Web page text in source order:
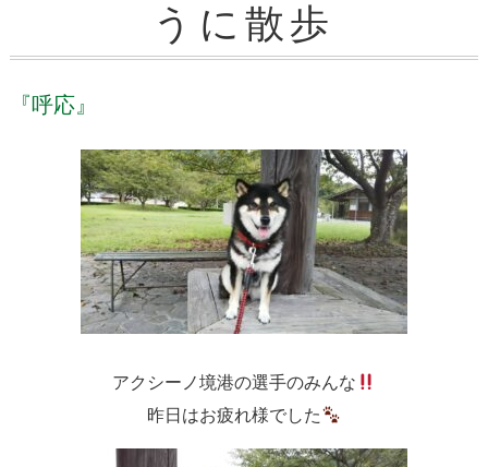
うに散歩
『呼応』
アクシーノ境港の選手のみんな
昨日はお疲れ様でした